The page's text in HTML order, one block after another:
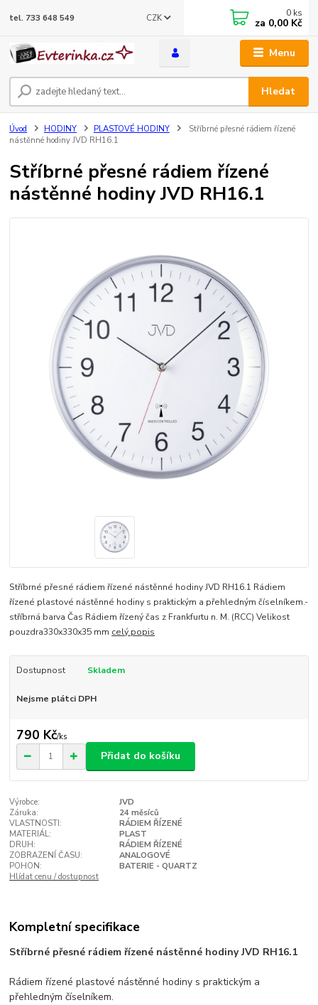
Menu
CZK
Hledat
tel. 733 648 549 0 ks
za 0,00 Kč
Úvod HODINY PLASTOVÉ HODINY
Stříbrné přesné rádiem řízené
nástěnné hodiny JVD RH16.1
Stříbrné přesné rádiem řízené
nástěnné hodiny JVD RH16.1
Stříbrné přesné rádiem řízené nástěnné hodiny JVD RH16.1 Rádiem
řízené plastové nástěnné hodiny s praktickým a přehledným číselníkem.-
stříbrná barva Čas Rádiem řízený čas z Frankfurtu n. M. (RCC) Velikost
pouzdra330x330x35 mm celý popis
Dostupnost Skladem
Nejsme plátci DPH
790 Kč/ks
Přidat do košíku
Výrobce:
JVD
Záruka:
24 měsíců
VLASTNOSTI:
RÁDIEM ŘÍZENÉ
MATERIÁL:
PLAST
DRUH:
RÁDIEM ŘÍZENÉ
ZOBRAZENÍ ČASU:
ANALOGOVÉ
POHON:
BATERIE - QUARTZ
Hlídat cenu / dostupnost
Kompletní specifikace
Stříbrné přesné rádiem řízené nástěnné hodiny JVD RH16.1
Rádiem řízené plastové nástěnné hodiny s praktickým a
přehledným číselníkem.